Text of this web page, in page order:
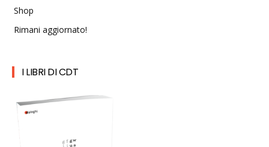
Shop
Rimani aggiornato!
I LIBRI DI CDT